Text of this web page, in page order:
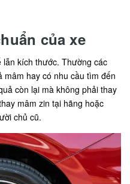
của xe
kích thước. Thường các
mâm hay có nhu cầu tìm đến
còn lại mà không phải thay
mâm zin tại hãng hoặc
chủ cũ.